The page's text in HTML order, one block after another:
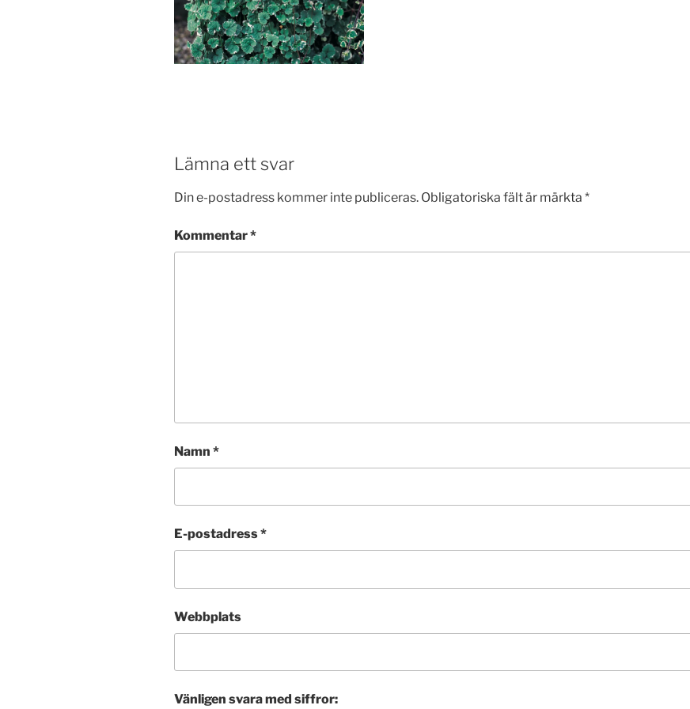
Lämna ett svar
Din e-postadress kommer inte publiceras. Obligatoriska fält är märkta *
Kommentar*
Namn *
E-postadress*
Webbplats
Vänligen svara med siffror: